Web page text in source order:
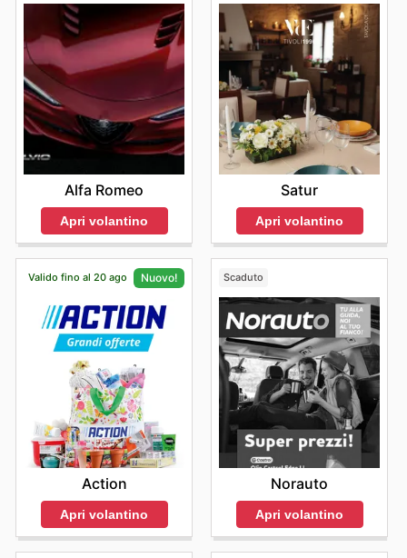
aggiornato sulle migliori opportunità e sui vantaggi
esclusivi disponibili prima ancora di varcare la soglia del
punto vendita.
Alfa Romeo
Apri volantino
Satur
Apri volantino
Valido fino al 20 ago Nuovo!
Action
Apri volantino
Scaduto
Norauto
Apri volantino